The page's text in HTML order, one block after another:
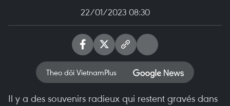
22/01/2023 08:30
Theo dõi VietnamPlus
Il y a des souvenirs radieux qui restent gravés dans